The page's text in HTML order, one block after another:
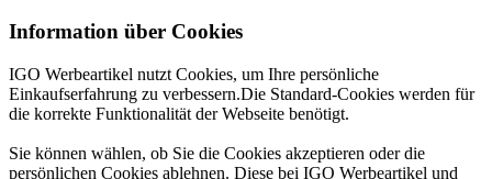
Information über Cookies
IGO Werbeartikel nutzt Cookies, um Ihre persönliche
Einkaufserfahrung zu verbessern.Die Standard-Cookies werden für
die korrekte Funktionalität der Webseite benötigt.
Sie können wählen, ob Sie die Cookies akzeptieren oder die
persönlichen Cookies ablehnen. Diese bei IGO Werbeartikel und